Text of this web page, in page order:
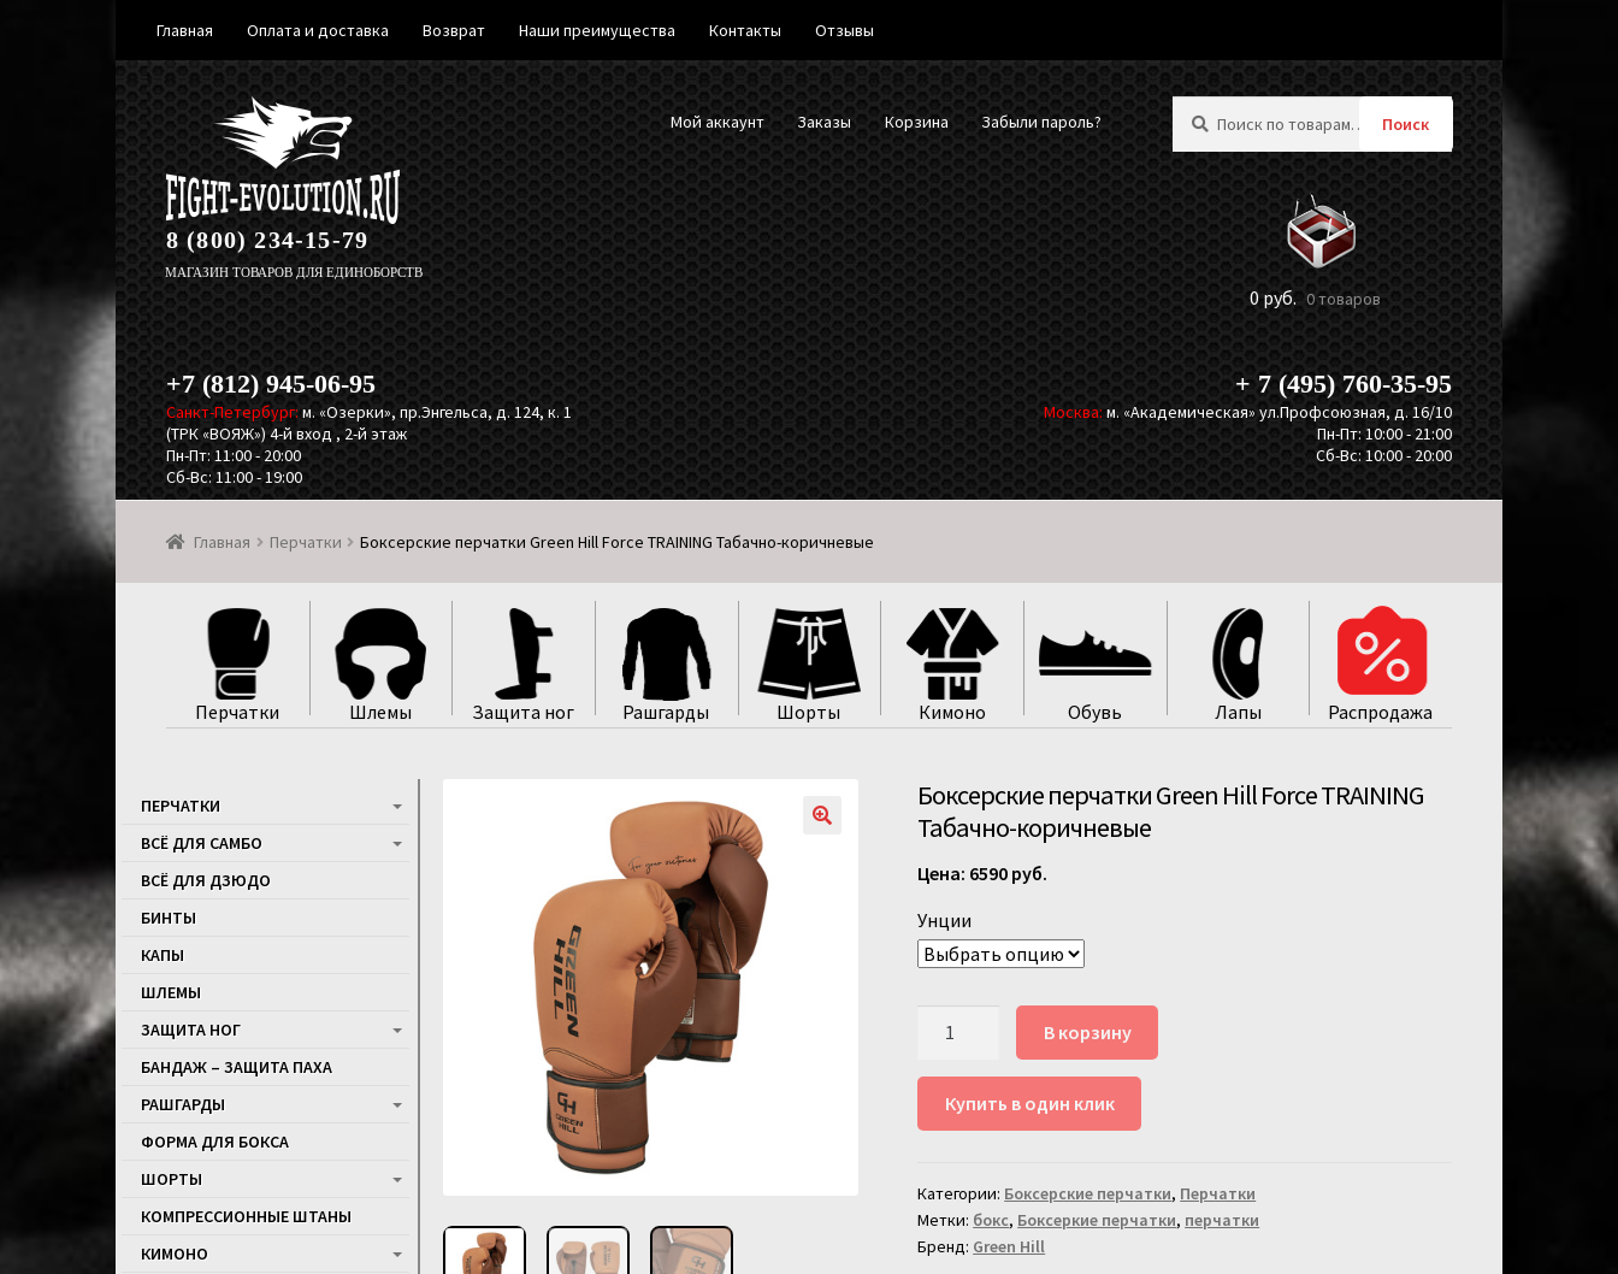
Перейти
к
навигации
Перейти
к
содержимому
Мой аккаунт Заказы Корзина Забыли пароль? Поиск
0руб. 0 товаров
8 (800) 234-15-79
МАГАЗИН ТОВАРОВ ДЛЯ ЕДИНОБОРСТВ
+7 (812) 945-06-95
Санкт-Петербург: м. «Озерки», пр.Энгельса, д. 124, к. 1
(ТРК «ВОЯЖ») 4-й вход , 2-й этаж
Пн-Пт: 11:00 - 20:00
Сб-Вс: 11:00 - 19:00
+ 7 (495) 760-35-95
Москва:м. «Академическая» ул.Профсоюзная, д. 16/10
Пн-Пт: 10:00 - 21:00
Сб-Вс: 10:00 - 20:00
Главная Перчатки Боксерские перчатки Green Hill Force TRAINING Табачно-коричневые
Перчатки Шлемы Защита ног Рашгарды Шорты Кимоно Обувь Лапы Распродажa
Боксерские перчатки Green Hill Force TRAINING
Табачно-коричневые
6590 руб.
Унции
Боксерские
перчатки
Force
TRAINING
Табачно-
В корзину
Купить в один клик
Категории: Боксерские перчатки, Перчатки
Метки: бокс, Боксеркие перчатки, перчатки
Бренд: Green Hill
ПЕРЧАТКИ
ВСЁ ДЛЯ САМБО
ВСЁ ДЛЯ ДЗЮДО
БИНТЫ
КАПЫ
ШЛЕМЫ
ЗАЩИТА НОГ
БАНДАЖ – ЗАЩИТА ПАХА
РАШГАРДЫ
ФОРМА ДЛЯ БОКСА
ШОРТЫ
КОМПРЕССИОННЫЕ ШТАНЫ
КИМОНО
Главная Оплата и доставка Возврат Наши преимущества Контакты Отзывы